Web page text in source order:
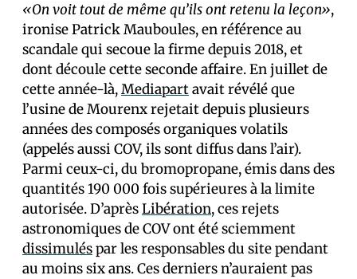
«On voit tout de même qu’ils ont retenu la leçon»,
ironise Patrick Mauboules, en référence au
scandale qui secoue la firme depuis 2018, et
dont découle cette seconde affaire. En juillet de
cette année-là,Mediapartavait révélé que
l’usine de Mourenx rejetait depuis plusieurs
années des composés organiques volatils
(appelés aussi COV, ils sont diffus dans l’air).
Parmi ceux-ci, du bromopropane, émis dans des
quantités 190 000 fois supérieures à la limite
autorisée. D’aprèsLibération, ces rejets
astronomiques de COV ont été sciemment
dissimuléspar les responsables du site pendant
au moins six ans. Ces derniers n’auraient pas